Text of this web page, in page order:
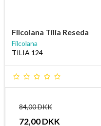
Filcolana Tilia Reseda
Filcolana
TILIA 124
84,00 DKK
72,00 DKK